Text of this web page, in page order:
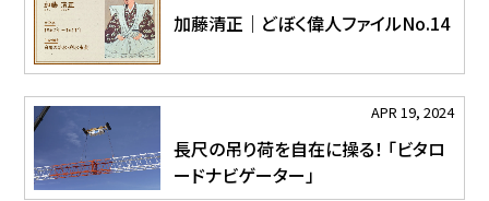
加藤清正｜どぼく偉人ファイルNo.14
APR 19, 2024
長尺の吊り荷を自在に操る！ 「ビタロ
ードナビゲーター」